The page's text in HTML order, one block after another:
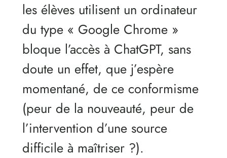
les élèves utilisent un ordinateur
du type « Google Chrome »
bloque l’accès à ChatGPT, sans
doute un effet, que j’espère
momentané, de ce conformisme
(peur de la nouveauté, peur de
l’intervention d’une source
difficile à maîtriser ?).